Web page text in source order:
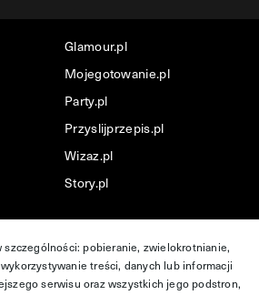
Glamour.pl
Mojegotowanie.pl
Party.pl
Przyslijprzepis.pl
Wizaz.pl
Story.pl
szczególności: pobieranie, zwielokrotnianie,
treści, danych lub informacji
serwisu oraz wszystkich jego podstron,